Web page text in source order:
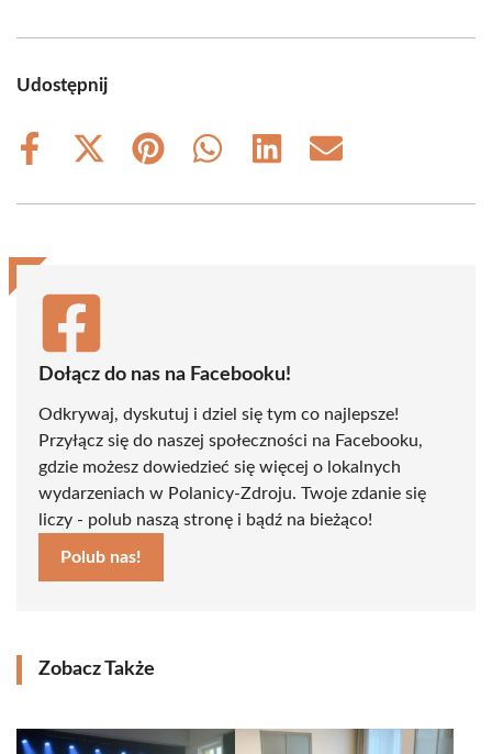
Udostępnij
Share
Share
(Twitter)
Share
Share
Share
Share
Dołącz do nas na Facebooku!
Odkrywaj, dyskutuj i dziel się tym co najlepsze!
Przyłącz się do naszej społeczności na Facebooku,
gdzie możesz dowiedzieć się więcej o lokalnych
wydarzeniach w Polanicy-Zdroju. Twoje zdanie się
liczy - polub naszą stronę i bądź na bieżąco!
Polub nas!
Zobacz Także